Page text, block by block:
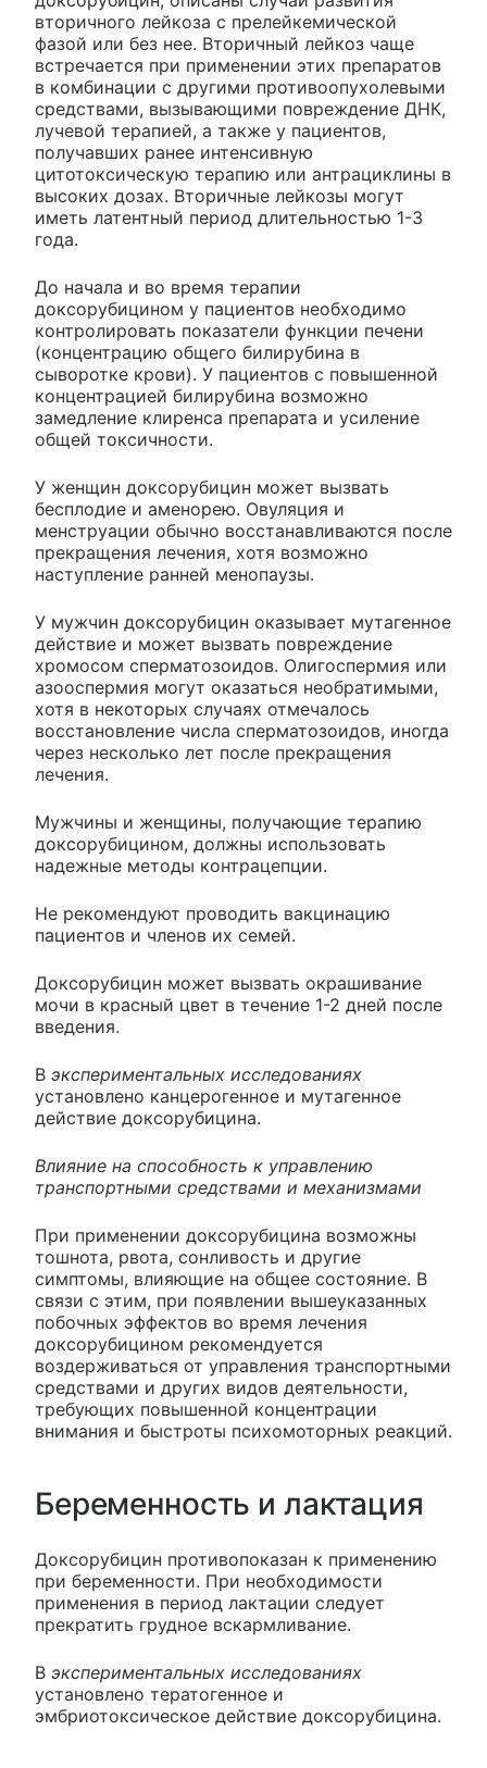
вторичного лейкоза с прелейкемической
фазой или без нее. Вторичный лейкоз чаще
встречается при применении этих препаратов
в комбинации с другими противоопухолевыми
средствами, вызывающими повреждение ДНК,
лучевой терапией, а также у пациентов,
получавших ранее интенсивную
цитотоксическую терапию или антрациклины в
высоких дозах. Вторичные лейкозы могут
иметь латентный период длительностью 1-3
года.
До начала и во время терапии
доксорубицином у пациентов необходимо
контролировать показатели функции печени
(концентрацию общего билирубина в
сыворотке крови). У пациентов с повышенной
концентрацией билирубина возможно
замедление клиренса препарата и усиление
общей токсичности.
У женщин доксорубицин может вызвать
бесплодие и аменорею. Овуляция и
менструации обычно восстанавливаются после
прекращения лечения, хотя возможно
наступление ранней менопаузы.
У мужчин доксорубицин оказывает мутагенное
действие и может вызвать повреждение
хромосом сперматозоидов. Олигоспермия или
азооспермия могут оказаться необратимыми,
хотя в некоторых случаях отмечалось
восстановление числа сперматозоидов, иногда
через несколько лет после прекращения
лечения.
Мужчины и женщины, получающие терапию
доксорубицином, должны использовать
надежные методы контрацепции.
Не рекомендуют проводить вакцинацию
пациентов и членов их семей.
Доксорубицин может вызвать окрашивание
мочи в красный цвет в течение 1-2 дней после
введения.
В экспериментальных исследованиях
установлено канцерогенное и мутагенное
действие доксорубицина.
Влияние на способность к управлению
транспортными средствами и механизмами
При применении доксорубицина возможны
тошнота, рвота, сонливость и другие
симптомы, влияющие на общее состояние. В
связи с этим, при появлении вышеуказанных
побочных эффектов во время лечения
доксорубицином рекомендуется
воздерживаться от управления транспортными
средствами и других видов деятельности,
требующих повышенной концентрации
внимания и быстроты психомоторных реакций.
Беременность и лактация
Доксорубицин противопоказан к применению
при беременности. При необходимости
применения в период лактации следует
прекратить грудное вскармливание.
В экспериментальных исследованиях
установлено тератогенное и
эмбриотоксическое действие доксорубицина.